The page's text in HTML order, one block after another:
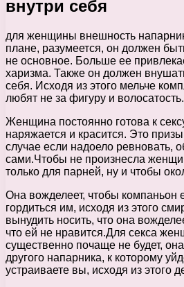
внутри себя
для женщины внешность
плане, разумеется, он должен
не основное. Больше ее
харизма. Также он должен
себя. Исходя из этого мельче
любят не за фигуру и волосатость.
Женщина постоянно готова к
наряжается и красится. Это
случае если надоело ревновать,
сами.Чтобы не произнесла
только для парней, ну и чтобы
Она вожделеет, чтобы компаньон
гордиться им, исходя из этого
вынудить носить, что она
что ей не нравится.Для секса
существенно почаще не будет,
другого напарника, к которому
устраиваете вы, исходя из этого